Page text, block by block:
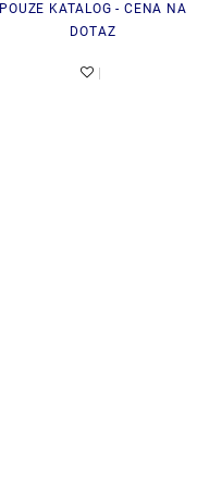
Cat5e
POUZE KATALOG - CENA NA
DOTAZ